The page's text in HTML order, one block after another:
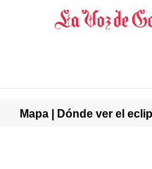
Mapa | Dónde ver el